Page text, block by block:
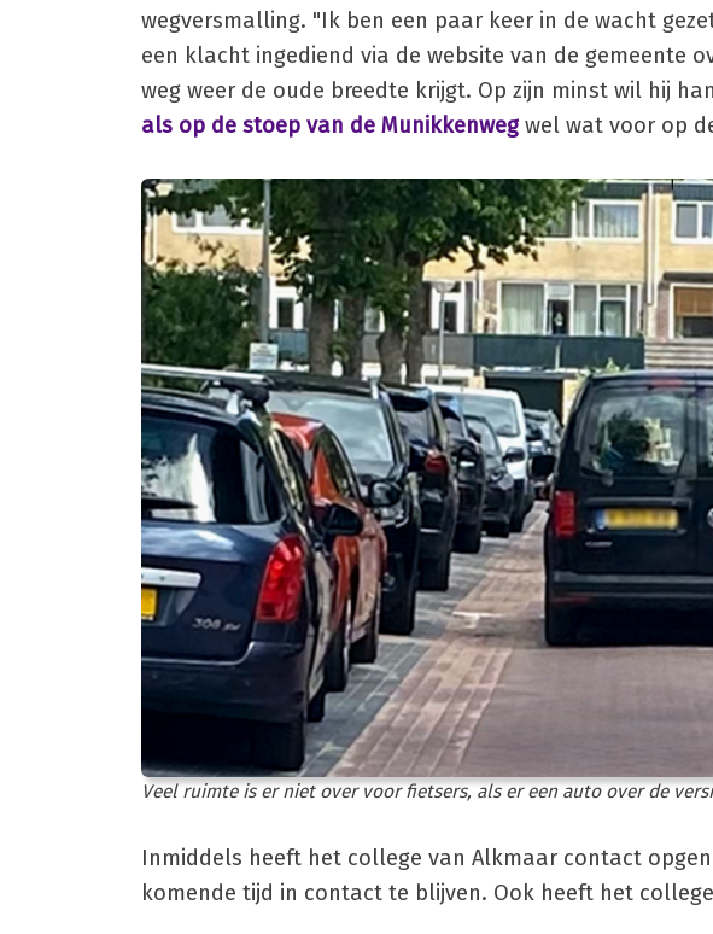
wegversmalling. "Ik ben een paar keer in de wacht
een klacht ingediend via de website van de gemeente
weg weer de oude breedte krijgt. Op zijn minst wil hij
als op de stoep van de Munikkenwegwel wat voor op
Veel ruimte is er niet over voor fietsers, als er een auto over de
Inmiddels heeft het college van Alkmaar contact
komende tijd in contact te blijven. Ook heeft het